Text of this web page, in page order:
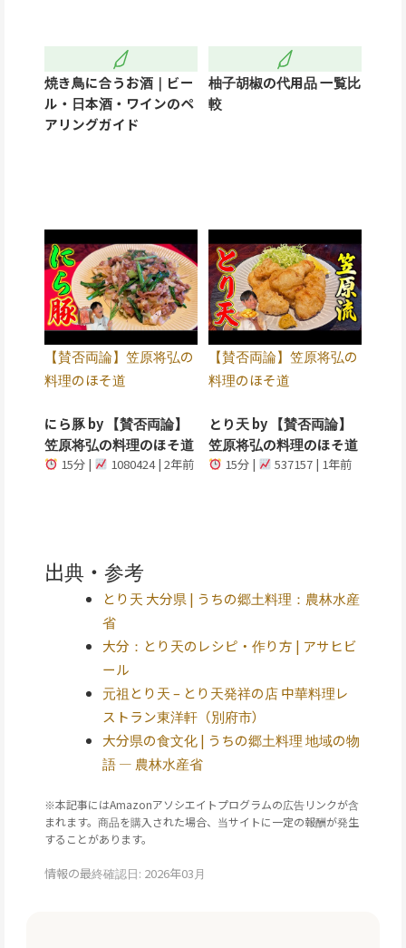
焼き鳥に合うお酒｜ビー
ル・日本酒・ワインのペ
アリングガイド
柚子胡椒の代用品 一覧比
較
【賛否両論】笠原将弘の
料理のほそ道
にら豚 by 【賛否両論】
笠原将弘の料理のほそ道
15分 | 1080424 | 2年前
【賛否両論】笠原将弘の
料理のほそ道
とり天 by 【賛否両論】
笠原将弘の料理のほそ道
15分 | 537157 | 1年前
出典・参考
とり天 大分県 | うちの郷土料理：農林水産
省
大分：とり天のレシピ・作り方 | アサヒビ
ール
元祖とり天 – とり天発祥の店 中華料理レ
ストラン東洋軒（別府市）
大分県の食文化 | うちの郷土料理 地域の物
語 — 農林水産省
※本記事にはAmazonアソシエイトプログラムの広告リンクが含
まれます。商品を購入された場合、当サイトに一定の報酬が発生
することがあります。
情報の最終確認日: 2026年03月